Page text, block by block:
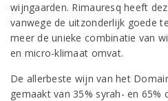
wijngaarden. Rimauresq heeft
vanwege de uitzonderlijk goede
meer de unieke combinatie van
en micro-klimaat omvat.
De allerbeste wijn van het
gemaakt van 35% syrah- en 65%